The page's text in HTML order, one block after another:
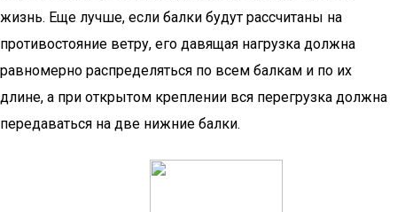
жизнь. Еще лучше, если балки будут рассчитаны на
противостояние ветру, его давящая нагрузка должна
равномерно распределяться по всем балкам и по их
длине, а при открытом креплении вся перегрузка должна
передаваться на две нижние балки.